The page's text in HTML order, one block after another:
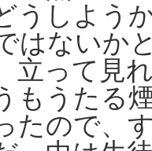
うしよう
はないか
立って見
もうたる
たので、